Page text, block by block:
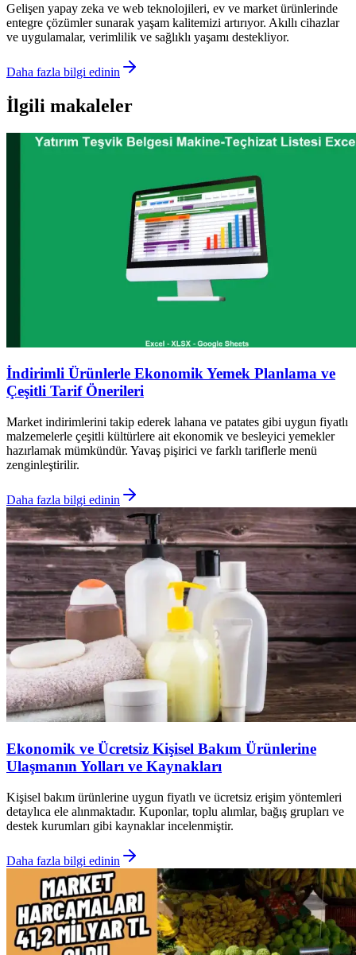
Gelişen yapay zeka ve web teknolojileri, ev ve market ürünlerinde
entegre çözümler sunarak yaşam kalitemizi artırıyor. Akıllı cihazlar
ve uygulamalar, verimlilik ve sağlıklı yaşamı destekliyor.
Daha fazla bilgi edinin
İlgili makaleler
İndirimli Ürünlerle Ekonomik Yemek Planlama ve
Çeşitli Tarif Önerileri
Market indirimlerini takip ederek lahana ve patates gibi uygun fiyatlı
malzemelerle çeşitli kültürlere ait ekonomik ve besleyici yemekler
hazırlamak mümkündür. Yavaş pişirici ve farklı tariflerle menü
zenginleştirilir.
Daha fazla bilgi edinin
Ekonomik ve Ücretsiz Kişisel Bakım Ürünlerine
Ulaşmanın Yolları ve Kaynakları
Kişisel bakım ürünlerine uygun fiyatlı ve ücretsiz erişim yöntemleri
detaylıca ele alınmaktadır. Kuponlar, toplu alımlar, bağış grupları ve
destek kurumları gibi kaynaklar incelenmiştir.
Daha fazla bilgi edinin